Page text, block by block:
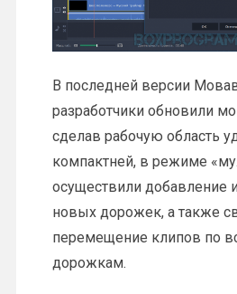
В последней версии
разработчики обновили
сделав рабочую область
компактней, в режиме
осуществили добавление
новых дорожек, а также
перемещение клипов по
дорожкам.